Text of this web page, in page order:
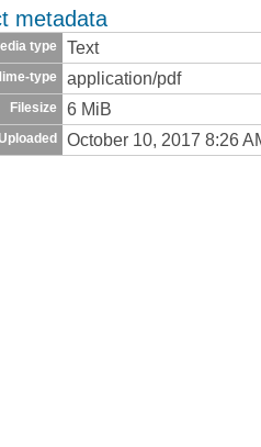
metadata
type Text
type application/pdf
Filesize 6 MiB
October 10, 2017 8:26